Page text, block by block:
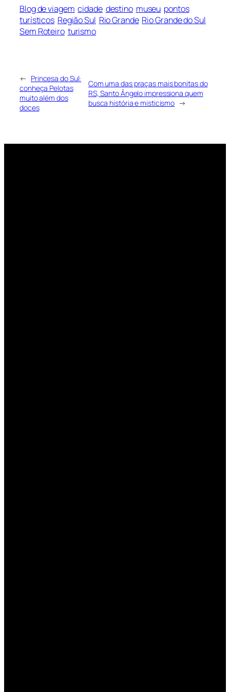
Blog de viagem cidade destino museu pontos
turísticos Região Sul Rio Grande Rio Grande do Sul
Sem Roteiro turismo
← Princesa do Sul:
conheça Pelotas
muito além dos
doces
Com uma das praças mais bonitas do
RS, Santo Ângelo impressiona quem
busca história e misticismo →